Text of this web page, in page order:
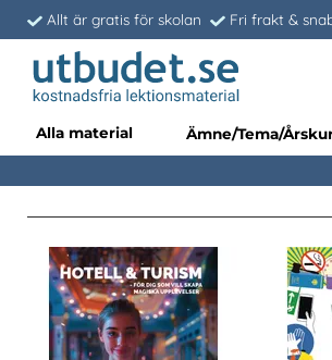
Allt är gratis för skolan Fri frakt &
Alla material Ämne/Tema/